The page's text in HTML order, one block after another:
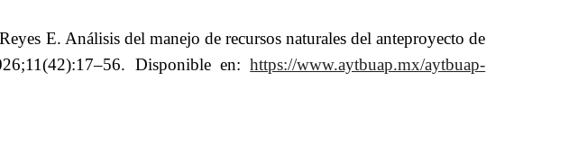
E. Análisis del manejo de recursos naturales del anteproyecto de
Disponible en:https://www.aytbuap.mx/aytbuap-